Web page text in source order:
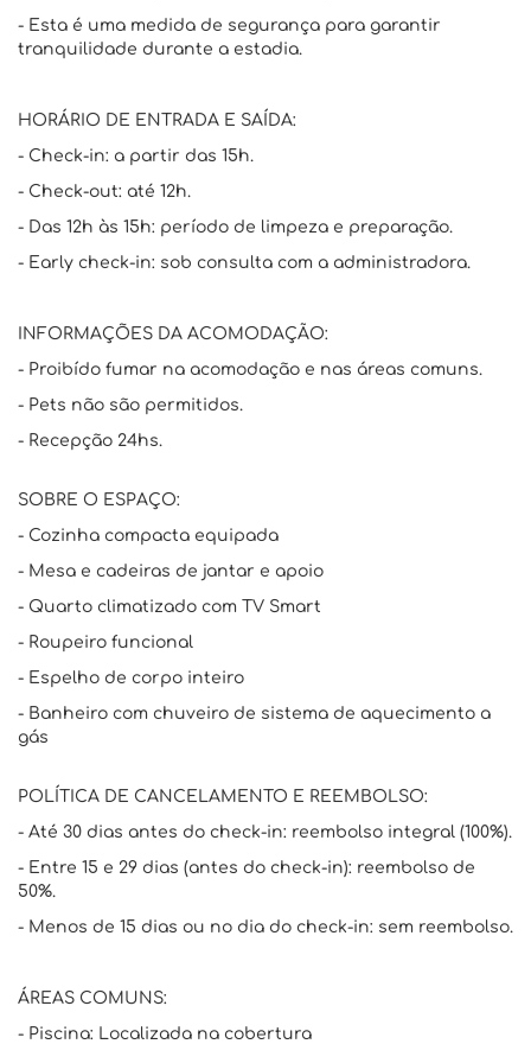
- Esta é uma medida de segurança para garantir
tranquilidade durante a estadia.
HORÁRIO DE ENTRADA E SAÍDA:
- Check-in: a partir das 15h.
- Check-out: até 12h.
- Das 12h às 15h: período de limpeza e preparação.
- Early check-in: sob consulta com a administradora.
INFORMAÇÕES DA ACOMODAÇÃO:
- Proibído fumar na acomodação e nas áreas comuns.
- Pets não são permitidos.
- Recepção 24hs.
SOBRE O ESPAÇO:
- Cozinha compacta equipada
- Mesa e cadeiras de jantar e apoio
- Quarto climatizado com TV Smart
- Roupeiro funcional
- Espelho de corpo inteiro
- Banheiro com chuveiro de sistema de aquecimento a
gás
POLÍTICA DE CANCELAMENTO E REEMBOLSO:
- Até 30 dias antes do check-in: reembolso integral (100%).
- Entre 15 e 29 dias (antes do check-in): reembolso de
50%.
- Menos de 15 dias ou no dia do check-in: sem reembolso.
ÁREAS COMUNS:
- Piscina: Localizada na cobertura